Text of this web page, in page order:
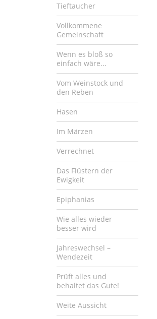
Tieftaucher
Vollkommene
Gemeinschaft
Wenn es bloß so
einfach wäre...
Vom Weinstock und
den Reben
Hasen
Im Märzen
Verrechnet
Das Flüstern der
Ewigkeit
Epiphanias
Wie alles wieder
besser wird
Jahreswechsel –
Wendezeit
Prüft alles und
behaltet das Gute!
Weite Aussicht